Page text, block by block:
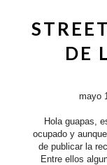
DE
mayo
Hola guapas,
ocupado y
de publicar la
Entre ellos